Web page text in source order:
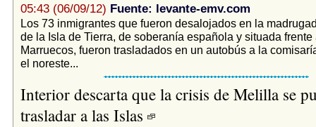
05:43 (06/09/12) Fuente: levante-emv.com
Los 73 inmigrantes que fueron desalojados en la
de la Isla de Tierra, de soberanía española y situada frente
Marruecos, fueron trasladados en un autobús a la
el noreste...
Interior descarta que la crisis de Melilla se
trasladar a las Islas